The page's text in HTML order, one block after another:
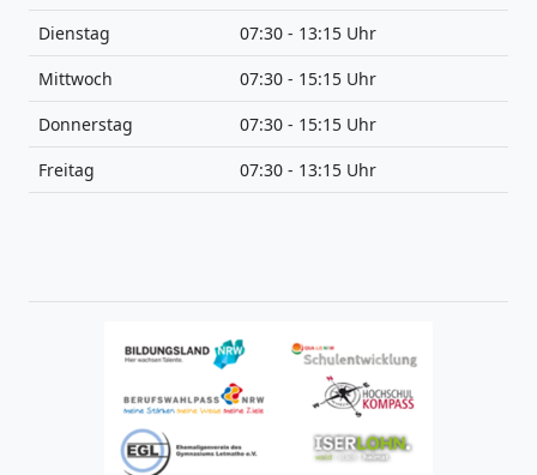
Dienstag
07:30 - 13:15 Uhr
Mittwoch
07:30 - 15:15 Uhr
Donnerstag
07:30 - 15:15 Uhr
Freitag
07:30 - 13:15 Uhr